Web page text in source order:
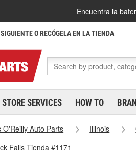
Encuentra la
O RECÓGELA EN LA TIENDA
STORE SERVICES HOW TO
Auto Parts Illinois
Falls Tienda #1171